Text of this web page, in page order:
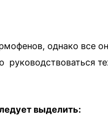
однако все
выделить: